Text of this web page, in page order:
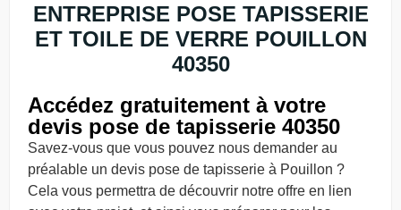
ENTREPRISE POSE TAPISSERIE
ET TOILE DE VERRE POUILLON
40350
Accédez gratuitement à votre
devis pose de tapisserie 40350
Savez-vous que vous pouvez nous demander au
préalable un devis pose de tapisserie à Pouillon ?
Cela vous permettra de découvrir notre offre en lien